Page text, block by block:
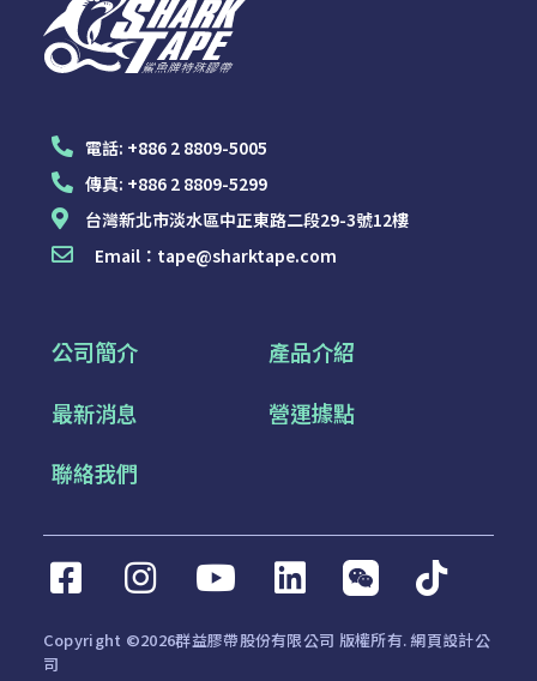
電話: +886 2 8809-5005
傳真: +886 2 8809-5299
台灣新北市淡水區中正東路二段29-3號12樓
Email： tape@sharktape.com
公司簡介
產品介紹
最新消息
營運據點
聯絡我們
Copyright ©2026群益膠帶股份有限公司 版權所有. 網頁設計公
司